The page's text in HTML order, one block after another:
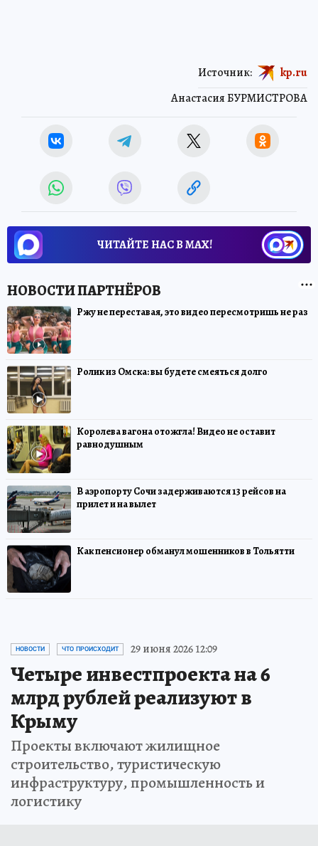
Анастасия БУРМИСТРОВА
Источник: kp.ru
ЧИТАЙТЕ НАС В МАХ!
Ржу не переставая, это видео пересмотришь не раз
Ролик из Омска: вы будете смеяться долго
Королева вагона отожгла! Видео не оставит
равнодушным
В аэропорту Сочи задерживаются 13 рейсов на
прилет и на вылет
Как пенсионер обманул мошенников в Тольятти
НОВОСТИ ЧТО ПРОИСХОДИТ 29 июня 2026 12:09
Четыре инвестпроекта на 6
млрд рублей реализуют в
Крыму
Проекты включают жилищное
строительство, туристическую
инфраструктуру, промышленность и
логистику